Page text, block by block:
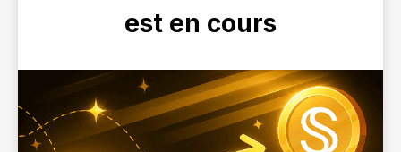
est en cours